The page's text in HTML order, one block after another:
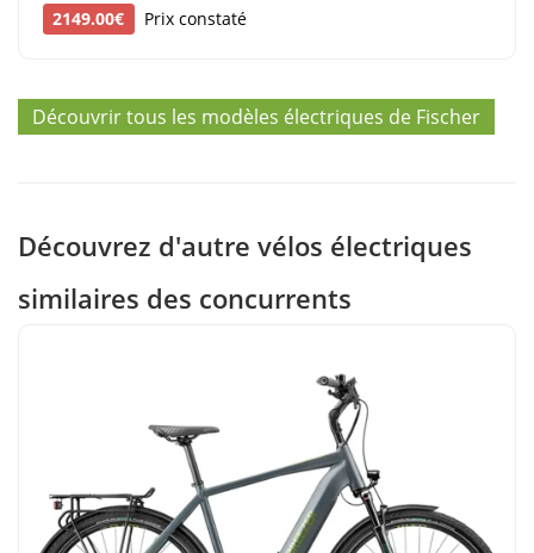
2149.00€
Prix constaté
Découvrir tous les modèles électriques de Fischer
Découvrez d'autre vélos électriques
similaires des concurrents